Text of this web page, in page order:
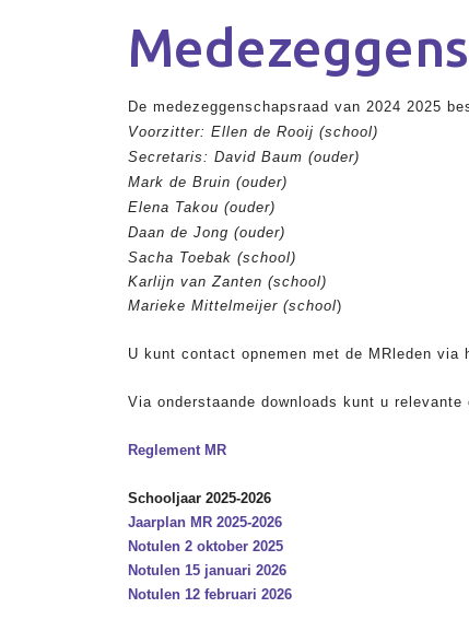
De medezeggenschapsraad van 2024 2025
Voorzitter: Ellen de Rooij (school)
Secretaris: David Baum (ouder)
Mark de Bruin (ouder)
Elena Takou (ouder)
Daan de Jong (ouder)
Sacha Toebak (school)
Karlijn van Zanten (school)
Marieke Mittelmeijer (school)
U kunt contact opnemen met de MRleden via
Via onderstaande downloads kunt u relevante
Reglement MR
Schooljaar 2025-2026
Jaarplan MR 2025-2026
Notulen 2 oktober 2025
Notulen 15 januari 2026
Notulen 12 februari 2026